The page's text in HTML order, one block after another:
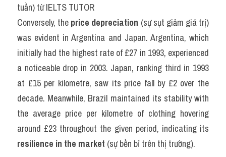
tuần) từ IELTS TUTOR
Conversely, the price depreciation (sự sụt giảm giá trị)
was evident in Argentina and Japan. Argentina, which
initially had the highest rate of £27 in 1993, experienced
a noticeable drop in 2003. Japan, ranking third in 1993
at £15 per kilometre, saw its price fall by £2 over the
decade. Meanwhile, Brazil maintained its stability with
the average price per kilometre of clothing hovering
resilience in the market (sự bền bỉ trên thị trường).